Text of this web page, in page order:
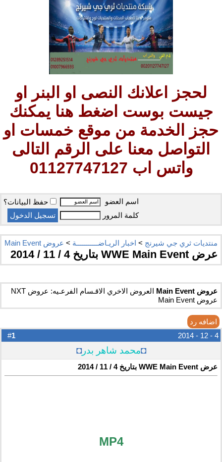
لحجز اعلانك النصى او البنر او
جيست بوست اضغط هنا يمكنك
حجز الخدمة من موقع خمسات او
التواصل معنا على الرقم التالى
واتس اب 01127747127
اسم العضو
حفظ البيانات؟
كلمة المرور
منتديات ثري جي شيرنج > اخبار الريـاضـــــــــــة > عروض Main Event
عرض WWE Main Event بتاريخ 4 / 11 / 2014
عروض Main Event
العروض الاخري الاقـسام الفرعـيه: عروض NXT
عروض Main Event
اضافه رد
1 4 - 12 - 2014
◘محمد شاهر بدر◘
عرض WWE Main Event بتاريخ 4 / 11 / 2014
MP4